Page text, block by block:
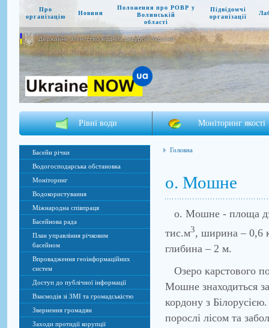
Про
організацію
Новини
Положення про РОВР у
Волинській
області
Підвідомчі
організації
Державне агентство водних ресурсів України
Рівні води Моніторинг якості
Басейн річки
Водогосподарська обстановка
Моніторинг
Водокористування
Міжнародна співпраця
Басейнова рада
План управління річковим
басейном
Впровадження геоінформаційних
систем
Доступ до публічної інформації
Взаємодія зі ЗМІ та громадськістю
Звернення громадян
Заходи протидії корупції
Головна
о. Мошне
о. Мошне - площа
тис.м3, ширина – 0,6
глибина – 2 м.
Озеро карстового
Мошне знаходиться за
кордону з
порослі лісом та